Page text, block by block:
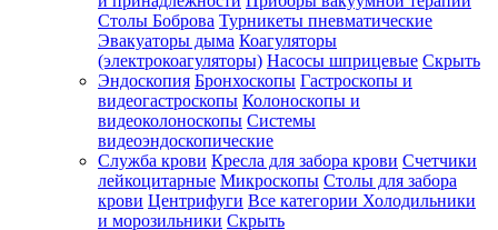
Столы Боброва Турникеты пневматические
Эвакуаторы дыма Коагуляторы
(электрокоагуляторы) Насосы шприцевые Скрыть
Эндоскопия Бронхоскопы Гастроскопы и
видеогастроскопы Колоноскопы и
видеоколоноскопы Системы
видеоэндоскопические
Служба крови Кресла для забора крови Счетчики
лейкоцитарные Микроскопы Столы для забора
крови Центрифуги Все категории Холодильники
и морозильники Скрыть